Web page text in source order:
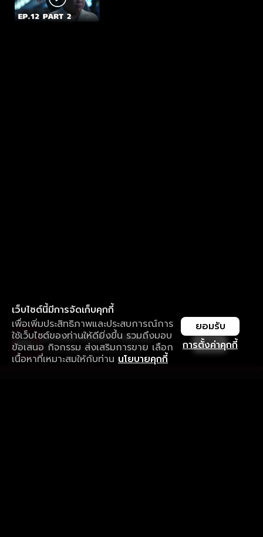
เว็บไซต์นี้มีการจัดเก็บคุกกี้
เพื่อเพิ่มประสิทธิภาพและประสบการณ์การ
ใช้เว็บไซต์ของท่านให้ดียิ่งขึ้น รวมถึงมอบ
ข้อเสนอ กิจกรรม ส่งเสริมการขาย เลือก
เนื้อหาที่เหมาะสมให้กับท่าน นโยบายคุกกี้
การตั้งค่าคุกกี้
ยอมรับ
ใช้งานแอป ลื่นไหลกว่า ไม่มีสะดุด
ดาวน์โหลดแอปเพื่อการรับชมที่ดีกว่า เปิด